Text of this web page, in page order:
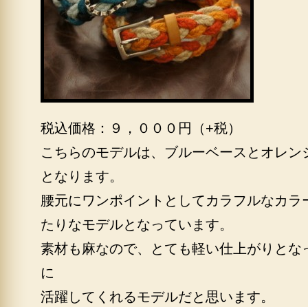
税込価格：９，０００円（+税）
こちらのモデルは、ブルーベースとオレ
となります。
腰元にワンポイントとしてカラフルなカ
たりなモデルとなっています。
素材も麻なので、とても軽い仕上がりとな
に
活躍してくれるモデルだと思います。